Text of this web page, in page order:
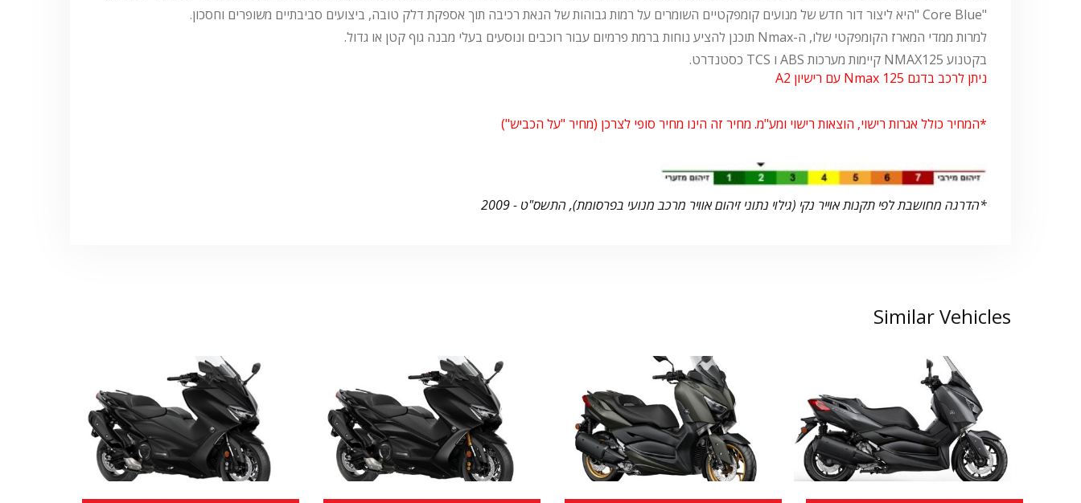
"Core Blue "היא ליצור דור חדש של מנועים קומפקטיים השומרים על רמות גבוהות של הנאת רכיבה תוך אספקת דלק טובה, ביצועים סביבתיים משופרים וחסכון.
למרות ממדי המארז הקומפקטי שלו, ה-Nmax תוכנן להציע נוחות ברמת פרמיום עבור רוכבים ונוסעים בעלי מבנה גוף קטן או גדול.
בקטנוע NMAX125 קיימות מערכות ABS ו TCS כסטנדרט.
ניתן לרכב בדגם Nmax 125 עם רישיון A2
*המחיר כולל אגרות רישוי, הוצאות רישוי ומע"מ. מחיר זה הינו מחיר סופי לצרכן (מחיר "על הכביש")
*הדרגה מחושבת לפי תקנות אוייר נקי (גילוי נתוני זיהום אוויר מרכב מנועי בפרסומת), התשס"ט - 2009
Similar Vehicles